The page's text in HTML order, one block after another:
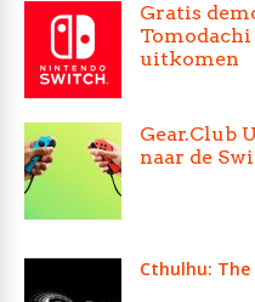
Gratis
uitkomen
Gear.Club
naar de
Cthulhu: The